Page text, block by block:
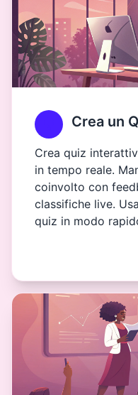
Crea un
Crea quiz
in tempo reale.
coinvolto con
classifiche live.
quiz in modo